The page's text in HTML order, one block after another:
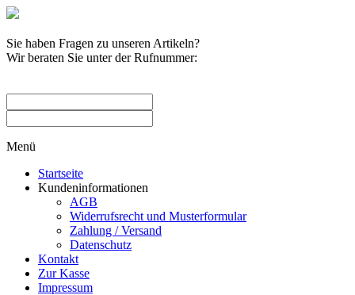
Sie haben Fragen zu unseren Artikeln?
Wir beraten Sie unter der Rufnummer:
Menü
Startseite
Kundeninformationen
AGB
Widerrufsrecht und Musterformular
Zahlung / Versand
Datenschutz
Kontakt
Zur Kasse
Impressum